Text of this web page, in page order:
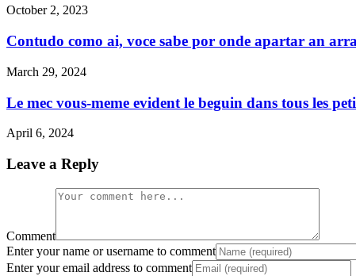
October 2, 2023
Contudo como ai, voce sabe por onde apartar an
March 29, 2024
Le mec vous-meme evident le beguin dans tous les
April 6, 2024
Leave a Reply
Comment
Enter your name or username to comment
Enter your email address to comment